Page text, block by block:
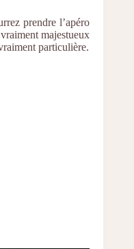
prendre l’apéro
majestueux
particulière.